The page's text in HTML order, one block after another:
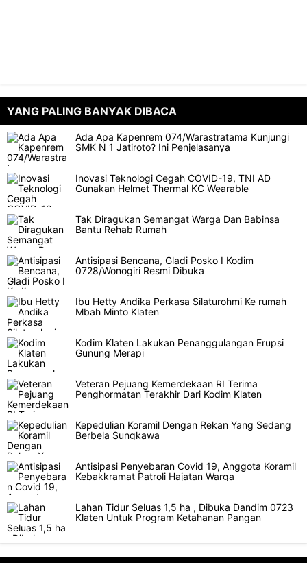
YANG PALING BANYAK DIBACA
Ada Apa Kapenrem 074/Warastratama Kunjungi
SMK N 1 Jatiroto? Ini Penjelasanya
Inovasi Teknologi Cegah COVID-19, TNI AD
Gunakan Helmet Thermal KC Wearable
Tak Diragukan Semangat Warga Dan Babinsa
Bantu Rehab Rumah
Antisipasi Bencana, Gladi Posko I Kodim
0728/Wonogiri Resmi Dibuka
Ibu Hetty Andika Perkasa Silaturohmi Ke rumah
Mbah Minto Klaten
Kodim Klaten Lakukan Penanggulangan Erupsi
Gunung Merapi
Veteran Pejuang Kemerdekaan RI Terima
Penghormatan Terakhir Dari Kodim Klaten
Kepedulian Koramil Dengan Rekan Yang Sedang
Berbela Sungkawa
Antisipasi Penyebaran Covid 19, Anggota Koramil
Kebakkramat Patroli Hajatan Warga
Lahan Tidur Seluas 1,5 ha , Dibuka Dandim 0723
Klaten Untuk Program Ketahanan Pangan